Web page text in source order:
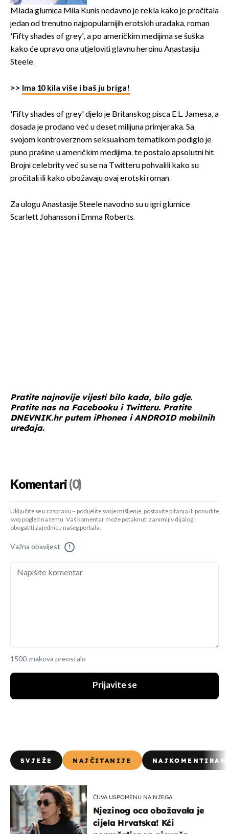
Mlada glumica Mila Kunis nedavno je rekla kako je pročitala
jedan od trenutno najpopularnijih erotskih uradaka, roman
'Fifty shades of grey', a po američkim medijima se šuška
kako će upravo ona utjeloviti glavnu heroinu Anastasiju
Steele.
>> Ima 10 kila više i baš ju briga!
'Fifty shades of grey' djelo je Britanskog pisca E.L. Jamesa, a
dosada je prodano već u deset milijuna primjeraka. Sa
svojom kontroverznom seksualnom tematikom podiglo je
puno prašine u američkim medijima, te postalo apsolutni hit.
Brojni celebrity već su se na Twitteru pohvalili kako su
pročitali ili kako obožavaju ovaj erotski roman.
Za ulogu Anastasije Steele navodno su u igri glumice
Scarlett Johansson i Emma Roberts.
Pratite najnovije vijesti bilo kada, bilo gdje.
Pratite nas na Facebookui Twitteru. Pratite
DNEVNIK.hrputem iPhoneaiANDROIDmobilnih
uređaja.
Komentari(0)
Uključite se u raspravu – podijelite svoje mišljenje, postavite pitanja ili ponudite
svoj pogled na temu. Vaš komentar može potaknuti zanimljiv dijalog i
obogatiti zajednicu našeg portala.
Važna obavijest !
1500 znakova preostalo
Prijavite se
SVJEŽE NAJČITANIJE
ČUVA USPOMENU NA NJEGA
Njezinog oca obožavala je
cijela Hrvatska! Kći